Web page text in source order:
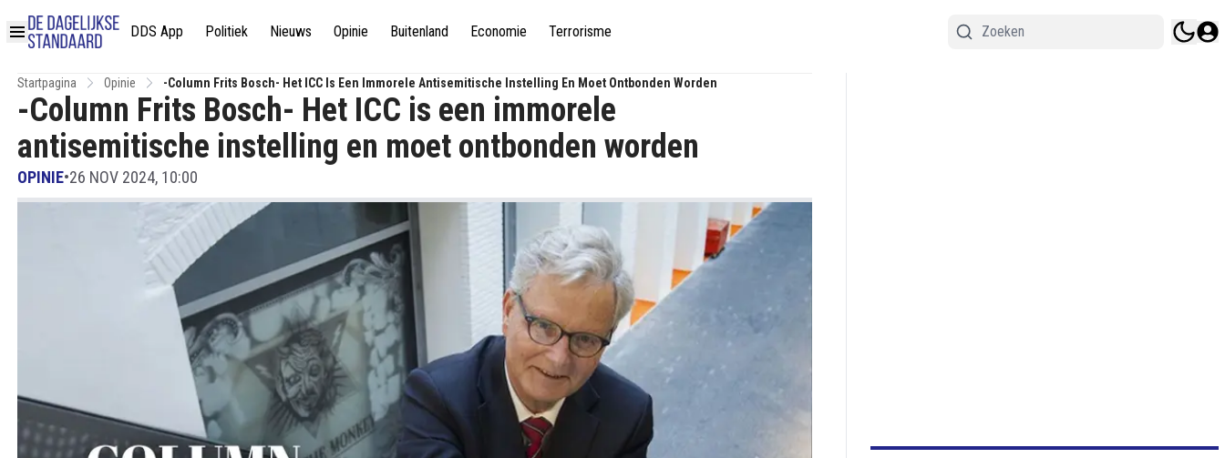
DDS App Politiek Nieuws Opinie Buitenland Economie Terrorisme
Startpagina Opinie -Column Frits Bosch- Het ICC Is Een Immorele Antisemitische Instelling En Moet Ontbonden Worden
-Column Frits Bosch- Het ICC is een immorele
antisemitische instelling en moet ontbonden worden
OPINIE•26 NOV 2024, 10:00